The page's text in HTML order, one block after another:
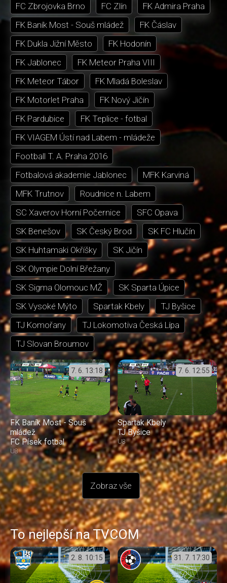
FC Zbrojovka Brno
FC Zlín
FK Admira Praha
FK Baník Most - Souš mládež
FK Čáslav
FK Dukla Jižní Město
FK Hodonín
FK Jablonec
FK Meteor Praha VIII
FK Meteor Tábor
FK Mladá Boleslav
FK Motorlet Praha
FK Nový Jičín
FK Pardubice
FK Teplice - fotbal
FK VIAGEM Ústí nad Labem - mládeže
Football T. A. Praha 2016
Fotbalová akademie Jablonec
MFK Karviná
MFK Trutnov
Roudnice n. Labem
SC Xaverov Horní Počernice
SFC Opava
SK Benešov
SK Český Brod
SK FC Hlučín
SK Huhtamaki Okříšky
SK Jičín
SK Olympie Dolní Břežany
SK Sigma Olomouc MŽ
SK Sparta Úpice
SK Vysoké Mýto
Spartak Kbely
TJ Byšice
TJ Komořany
TJ Lokomotiva Česká Lípa
TJ Slovan Broumov
7. 6. 13:18
FK Baník Most - Souš
mládež
FC Písek fotbal
U8
7. 6. 12:55
Spartak Kbely
TJ Byšice
U8
Zobraz vše
To nejlepší na TVCOM
2. 8. 10:15 31. 7. 17:30